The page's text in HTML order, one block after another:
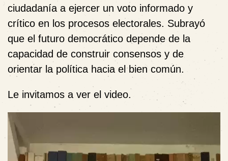
ciudadanía a ejercer un voto informado y
crítico en los procesos electorales. Subrayó
que el futuro democrático depende de la
capacidad de construir consensos y de
orientar la política hacia el bien común.
Le invitamos a ver el video.